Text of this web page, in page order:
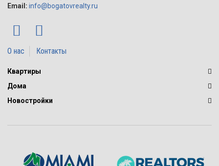
Email: info@bogatovrealty.ru
О нас Контакты
Квартиры
Дома
Новостройки